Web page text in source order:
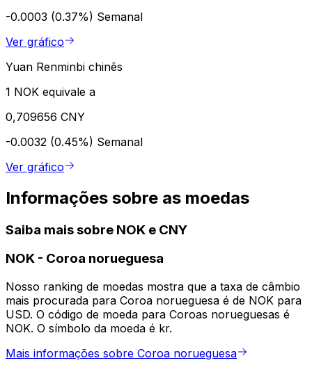
-0.0003 (0.37%) Semanal
Ver gráfico
Yuan Renminbi chinês
1 NOK equivale a
0,709656 CNY
-0.0032 (0.45%) Semanal
Ver gráfico
Informações sobre as moedas
Saiba mais sobre NOK e CNY
NOK - Coroa norueguesa
Nosso ranking de moedas mostra que a taxa de câmbio
mais procurada para Coroa norueguesa é de NOK para
USD. O código de moeda para Coroas norueguesas é
NOK. O símbolo da moeda é kr.
Mais informações sobre Coroa norueguesa